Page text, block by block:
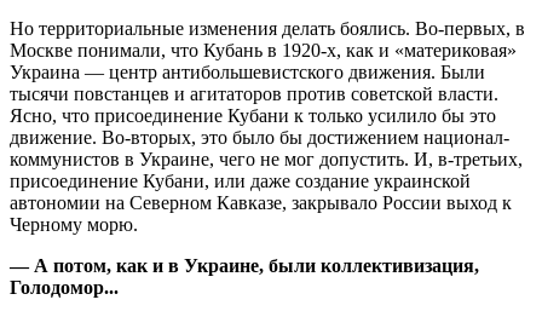
Но территориальные изменения делать боялись. Во-первых, в
Москве понимали, что Кубань в 1920-х, как и «материковая»
Украина — центр антибольшевистского движения. Были
тысячи повстанцев и агитаторов против советской власти.
Ясно, что присоединение Кубани к только усилило бы это
движение. Во-вторых, это было бы достижением национал-
коммунистов в Украине, чего не мог допустить. И, в-третьих,
присоединение Кубани, или даже создание украинской
автономии на Северном Кавказе, закрывало России выход к
Черному морю.
— А потом, как и в Украине, были коллективизация,
Голодомор...